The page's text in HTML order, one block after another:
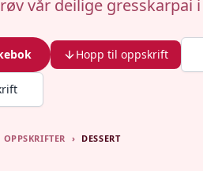
vår deilige gresskarpai
Hopp til oppskrift
OPPSKRIFTER › DESSERT